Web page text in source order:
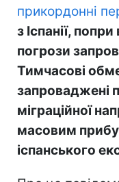
прикордонні
з Іспанії,
погрози
Тимчасові
запроваджені
міграційної
масовим
іспанського